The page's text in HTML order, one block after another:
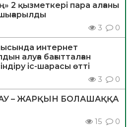
2 қызметкері пара алғаны
3 0
интернет
алуға бағытталған
іс-шарасы өтті
3 0
– ЖАРҚЫН БОЛАШАҚҚА
15 0